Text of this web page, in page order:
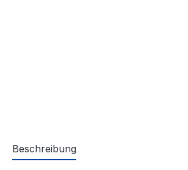
Beschreibung